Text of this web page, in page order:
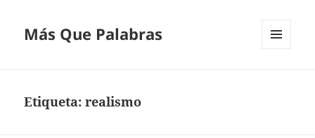
Más Que Palabras
Etiqueta:realismo